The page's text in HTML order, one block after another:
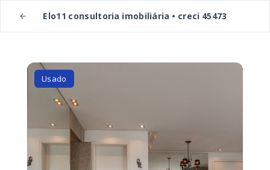
Elo11 consultoria imobiliária • creci 45473
Usado